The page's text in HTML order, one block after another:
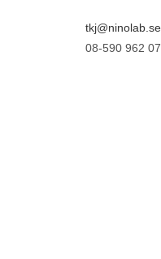
tkj@ninolab.se
08-590 962 07